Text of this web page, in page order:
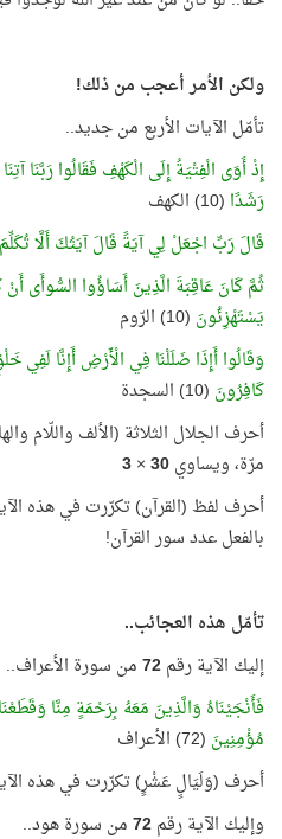
ولكن الأمر أعجب من ذلك!
تأمّل الآيات الأربع من جديد..
إِذْ أَوَى الْفِتْيَةُ إِلَى الْكَهْفِ فَقَالُوا رَبَّنَا
رَشَدًا (10) الكهف
قَالَ رَبِّ اجْعَلْ لِي آيَةً قَالَ آيَتُكَ أَلَّا
ثُمَّ كَانَ عَاقِبَةَ الَّذِينَ أَسَاؤُوا السُّوأَى أَنْ
يَسْتَهْزِئُونَ (10) الرّوم
وَقَالُوا أَإِذَا ضَلَلْنَا فِي الْأَرْضِ أَإِنَّا لَفِي
كَافِرُونَ (10) السجدة
مرّة، ويساوي30
×
3
أحرف لفظ (القرآن) تكرّرت في هذه
بالفعل عدد سور القرآن!
تأمّل هذه العجائب..
إليك الآية رقم72من سورة الأعراف..
فَأَنْجَيْنَاهُ وَالَّذِينَ مَعَهُ بِرَحْمَةٍ مِنَّا وَقَطَعْنَا
مُؤْمِنِينَ (72) الأعراف
أحرف (وَلَيَالٍ عَشْرٍ) تكرّرت في هذه
وإليك الآية رقم72من سورة هود..